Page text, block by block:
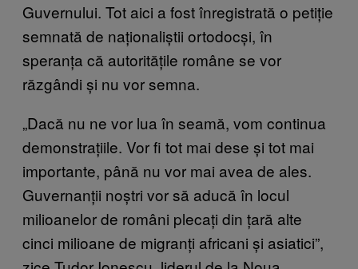
Guvernului. Tot aici a fost înregistrată o petiție
semnată de naționaliștii ortodocși, în
speranța că autoritățile române se vor
răzgândi și nu vor semna.
„Dacă nu ne vor lua în seamă, vom continua
demonstrațiile. Vor fi tot mai dese și tot mai
importante, până nu vor mai avea de ales.
Guvernanții noștri vor să aducă în locul
milioanelor de români plecați din țară alte
cinci milioane de migranți africani și asiatici”,